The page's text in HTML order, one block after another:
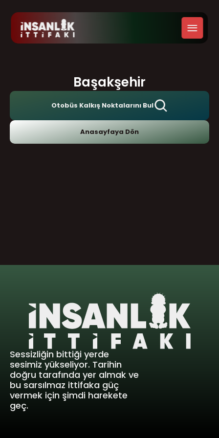
Başakşehir
Otobüs Kalkış Noktalarını Bul
Anasayfaya Dön
Sessizliğin bittiği yerde
sesimiz yükseliyor. Tarihin
doğru tarafında yer almak ve
bu sarsılmaz ittifaka güç
vermek için şimdi harekete
geç.